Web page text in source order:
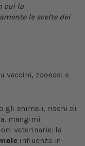
cui la
le scelte dei
gli animali, rischi di
mangimi
veterinarie: la
influenza in